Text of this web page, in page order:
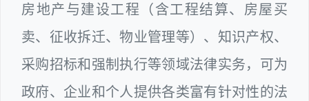
房地产与建设工程（含工程结算、房屋买
卖、征收拆迁、物业管理等）、知识产权、
采购招标和强制执行等领域法律实务，可为
政府、企业和个人提供各类富有针对性的法